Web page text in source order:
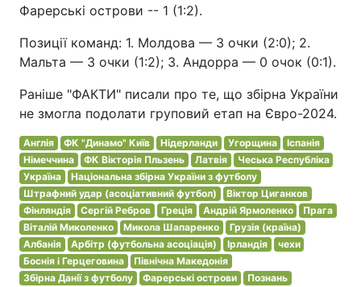
Фарерські острови -- 1 (1:2).
Позиції команд: 1. Молдова — 3 очки (2:0); 2.
Мальта — 3 очки (1:2); 3. Андорра — 0 очок (0:1).
Раніше "ФАКТИ" писали про те, що збірна України
не змогла подолати груповий етап на Євро-2024.
Англія ФК "Динамо" Київ Нідерланди Угорщина
Іспанія
Німеччина
ФК Вікторія Пльзень Латвія
Чеська Республіка
Україна
Національна збірна України з футболу
Штрафний удар (асоціативний футбол)
Віктор Циганков
Фінляндія
Сергій Ребров Греція Андрій Ярмоленко
Прага
Віталій Миколенко
Микола Шапаренко
Грузія (країна)
Албанія
Арбітр (футбольна асоціація) Ірландія
чехи
Боснія і Герцеговина
Північна Македонія
Збірна Данії з футболу
Фарерські острови
Познань